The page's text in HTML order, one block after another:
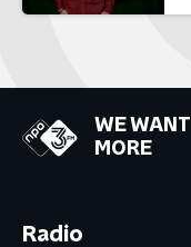
WE WANT
MORE
Radio